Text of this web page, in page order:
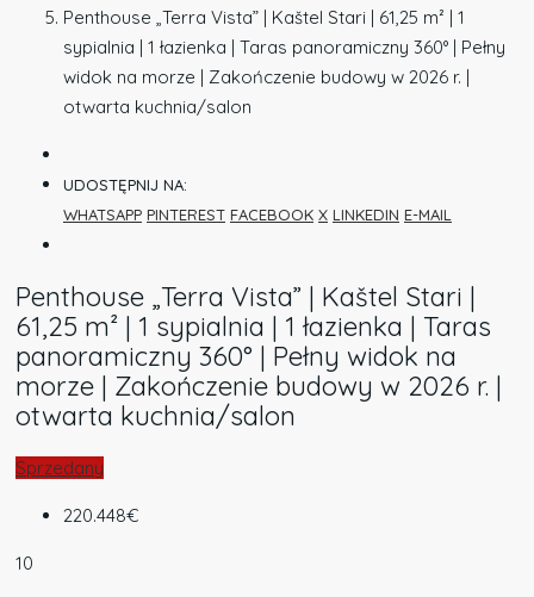
Penthouse „Terra Vista” | Kaštel Stari | 61,25 m² | 1
sypialnia | 1 łazienka | Taras panoramiczny 360° | Pełny
widok na morze | Zakończenie budowy w 2026 r. |
otwarta kuchnia/salon
UDOSTĘPNIJ NA:
WHATSAPP PINTEREST FACEBOOK X LINKEDIN E-MAIL
Penthouse „Terra Vista” | Kaštel Stari |
61,25 m² | 1 sypialnia | 1 łazienka | Taras
panoramiczny 360° | Pełny widok na
morze | Zakończenie budowy w 2026 r. |
otwarta kuchnia/salon
Sprzedany
220.448€
10